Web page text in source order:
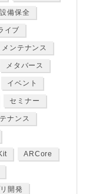
設備保全
イブ
ンテナンス
メタバース
イベント
セミナー
ナンス
ARCore
開発